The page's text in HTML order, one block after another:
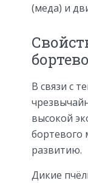
(меда) и
В связи с
высокой
бортевого
развитию.
Дикие